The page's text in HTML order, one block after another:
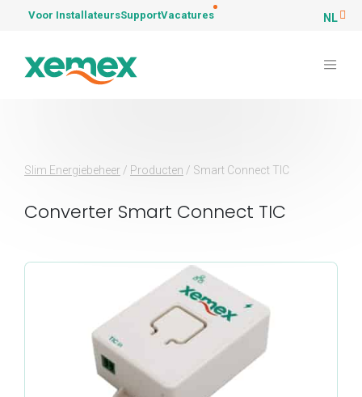
Voor InstallateursSupportVacatures NL
Slim Energiebeheer / Producten / Smart Connect TIC
Converter Smart Connect TIC